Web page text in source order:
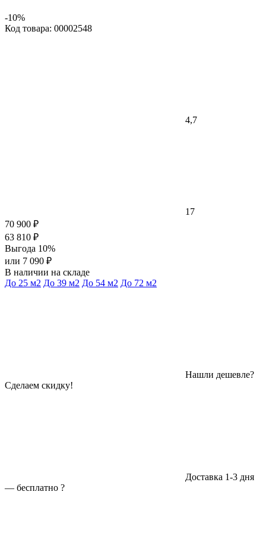
-10%
Код товара: 00002548
4,7
17
70 900 ₽
63 810 ₽
Выгода 10%
или 7 090 ₽
В наличии на складе
До 25 м2 До 39 м2 До 54 м2 До 72 м2
Нашли дешевле?
Сделаем скидку!
Доставка 1-3 дня
— бесплатно ?